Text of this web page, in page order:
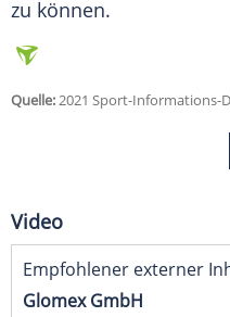
zu können.
Quelle:2021 Sport-Informations-
Video
Empfohlener externer
Glomex GmbH